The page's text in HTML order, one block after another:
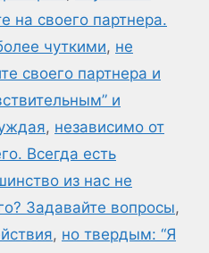
на своего партнера.
чуткими, не
своего партнера и
и
, независимо от
Всегда есть
из нас не
Задавайте вопросы,
, но твердым: “Я